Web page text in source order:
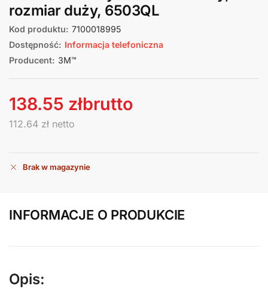
rozmiar duży, 6503QL
Kod produktu: 7100018995
Dostępność: Informacja telefoniczna
Producent: 3M™
138.55 złbrutto
112.64 zł netto
Brak w magazynie
INFORMACJE O PRODUKCIE
Opis: